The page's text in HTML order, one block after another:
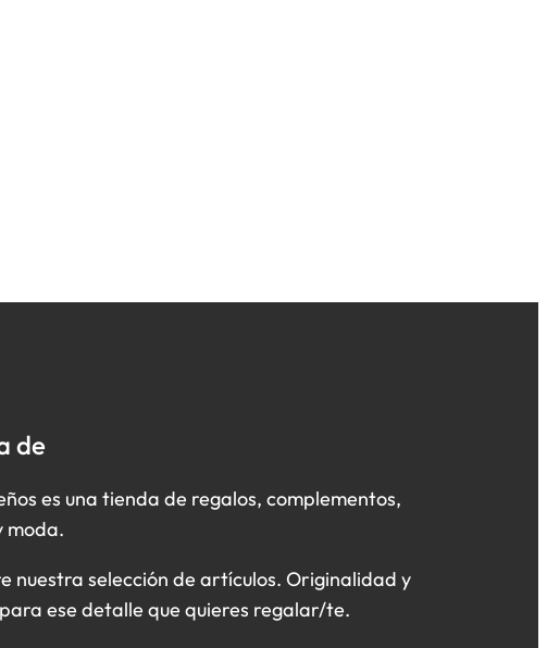
de
es una tienda de regalos, complementos,
moda.
nuestra selección de artículos. Originalidad y
ese detalle que quieres regalar/te.